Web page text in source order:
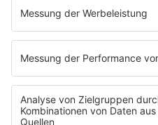
Reisende wissen sollten